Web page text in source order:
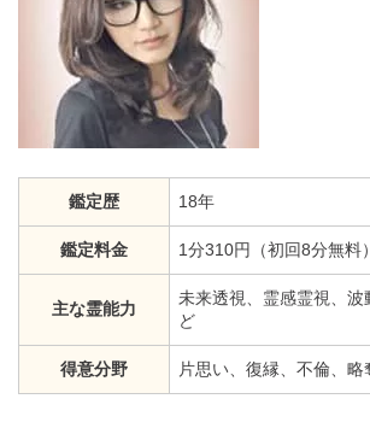
鑑定歴 18年
鑑定料金 1分310円（初回8分無料）
主な霊能力
未来透視、霊感霊視、波
ど
得意分野 片思い、復縁、不倫、